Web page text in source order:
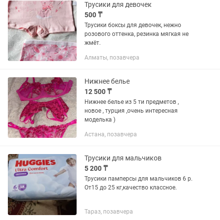
Трусики для девочек
500 ₸
Трусики боксы для девочек, нежно
розового оттенка, резинка мягкая не
жмёт.
Алматы, позавчера
Нижнее белье
12 500 ₸
Нижнее белье из 5 ти предметов ,
новое , турция ,очень интересная
моделька )
Астана, позавчера
Трусики для мальчиков
5 200 ₸
Трусики памперсы для мальчиков 6 р.
От15 до 25 кг,качество классное.
Тараз, позавчера